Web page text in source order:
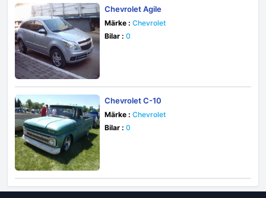
Chevrolet Agile
Märke : Chevrolet
Bilar : 0
Chevrolet C-10
Märke : Chevrolet
Bilar : 0